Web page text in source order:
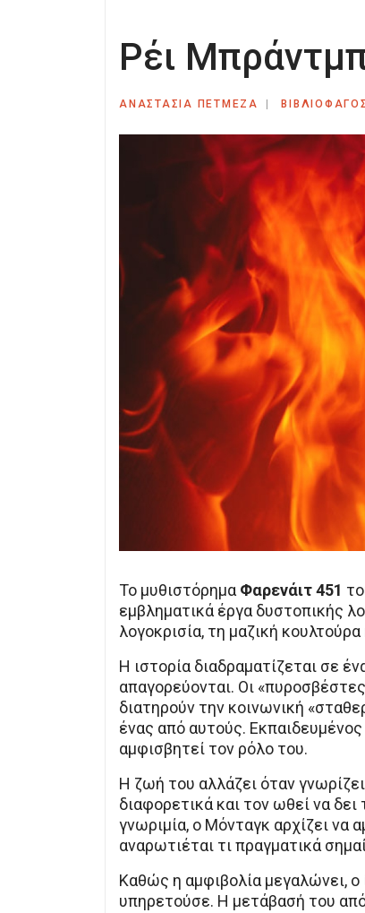
Ρέι
ΑΝΑΣΤΑΣΊΑ ΠΕΤΜΕΖΆ ΒΙΒΛΙΟΦΑΓΟΣ
Το μυθιστόρημαΦαρενάιτ 451
εμβληματικά έργα δυστοπικής
λογοκρισία, τη μαζική
Η ιστορία διαδραματίζεται σε
απαγορεύονται. Οι
διατηρούν την κοινωνική
ένας από αυτούς.
αμφισβητεί τον ρόλο του.
Η ζωή του αλλάζει όταν
διαφορετικά και τον ωθεί να
γνωριμία, ο Μόνταγκ αρχίζει να
αναρωτιέται τι πραγματικά
Καθώς η αμφιβολία μεγαλώνει,
υπηρετούσε. Η μετάβασή του